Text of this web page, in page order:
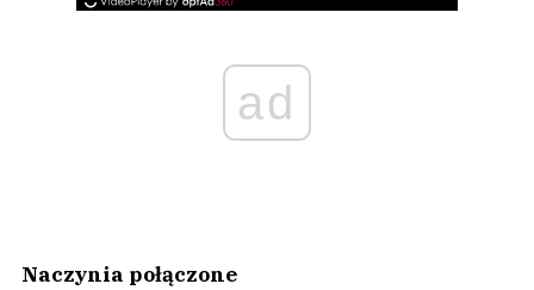
ad
Naczynia połączone